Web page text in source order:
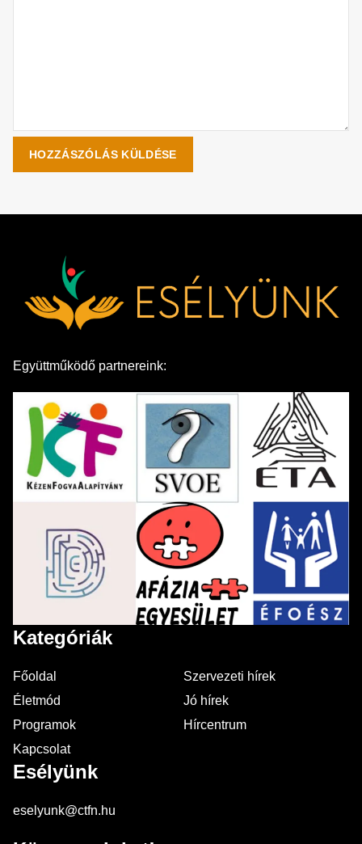
Együttműködő partnereink:
Kategóriák
Főoldal
Szervezeti hírek
Életmód
Jó hírek
Programok
Hírcentrum
Kapcsolat
Esélyünk
eselyunk@ctfn.hu